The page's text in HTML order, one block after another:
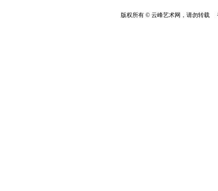
版权所有 © 云峰艺术网，请勿转载